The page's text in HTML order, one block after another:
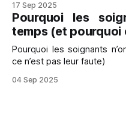
17 Sep 2025
Pourquoi les
temps (et pourquoi
Pourquoi les soignants
ce n’est pas leur faute)
04 Sep 2025